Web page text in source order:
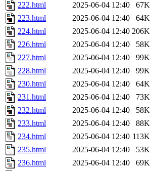
222.html
2025-06-04 12:40
67K
223.html
2025-06-04 12:40
64K
224.html
2025-06-04 12:40 206K
226.html
2025-06-04 12:40
58K
227.html
2025-06-04 12:40
99K
228.html
2025-06-04 12:40
99K
230.html
2025-06-04 12:40
64K
231.html
2025-06-04 12:40
73K
232.html
2025-06-04 12:40
58K
233.html
2025-06-04 12:40
88K
234.html
2025-06-04 12:40 113K
235.html
2025-06-04 12:40
53K
236.html
2025-06-04 12:40
69K